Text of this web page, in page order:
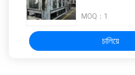
MOQ： 1
চালিয়ে